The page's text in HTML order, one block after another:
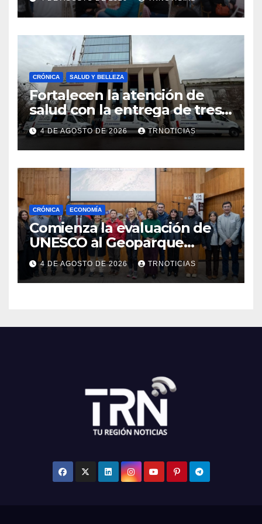
impacto en la hotelería y el
emprendimiento
CRÓNICA SALUD Y BELLEZA
Fortalecen la atención de
salud con la entrega de tres
nuevas ambulancias para
Cauquenes y Sagrada Familia
4 DE AGOSTO DE 2026 TRNOTICIAS
CRÓNICA ECONOMÍA
Comienza la evaluación de
UNESCO al Geoparque
Aspirante Pillanmapu en el
Maule
4 DE AGOSTO DE 2026 TRNOTICIAS